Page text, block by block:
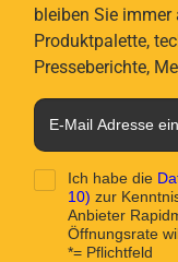
bleiben Sie
Produktpalette,
Presseberichte,
Ich habe die
10) zur
Anbieter
Öffnungsrate
*= Pflichtfeld